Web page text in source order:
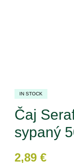
IN STOCK
Čaj
sypaný
2,89 €